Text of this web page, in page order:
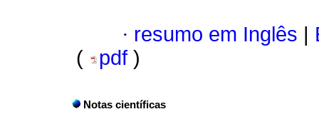
· resumo em Inglês
(
pdf )
Notas científicas